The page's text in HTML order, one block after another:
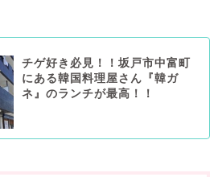
チゲ好き必見！！坂戸市中富町
にある韓国料理屋さん『韓ガ
ネ』のランチが最高！！